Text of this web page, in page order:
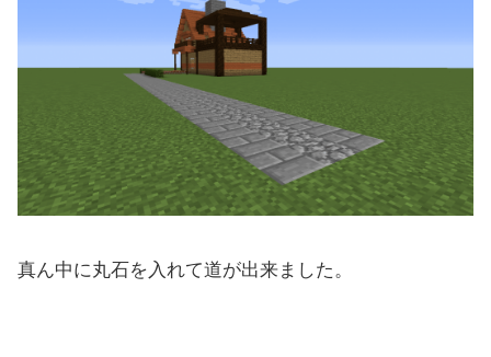
真ん中に丸石を入れて道が出来ました。